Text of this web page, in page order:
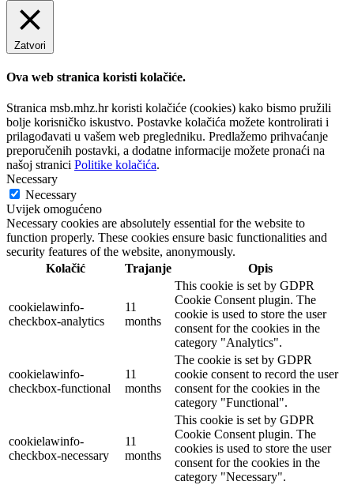
Zatvori
Ova web stranica koristi kolačiće.
Stranica msb.mhz.hr koristi kolačiće (cookies) kako bismo pružili
bolje korisničko iskustvo. Postavke kolačića možete kontrolirati i
prilagođavati u vašem web pregledniku. Predlažemo prihvaćanje
preporučenih postavki, a dodatne informacije možete pronaći na
našoj stranici Politike kolačića.
Necessary
Necessary
Uvijek omogućeno
Necessary cookies are absolutely essential for the website to
function properly. These cookies ensure basic functionalities and
security features of the website, anonymously.
Kolačić
Trajanje Opis
cookielawinfo-
checkbox-analytics
11
months
This cookie is set by GDPR
Cookie Consent plugin. The
cookie is used to store the user
consent for the cookies in the
category "Analytics".
cookielawinfo-
checkbox-functional
11
months
The cookie is set by GDPR
cookie consent to record the user
consent for the cookies in the
category "Functional".
cookielawinfo-
checkbox-necessary
11
months
This cookie is set by GDPR
Cookie Consent plugin. The
cookies is used to store the user
consent for the cookies in the
category "Necessary".